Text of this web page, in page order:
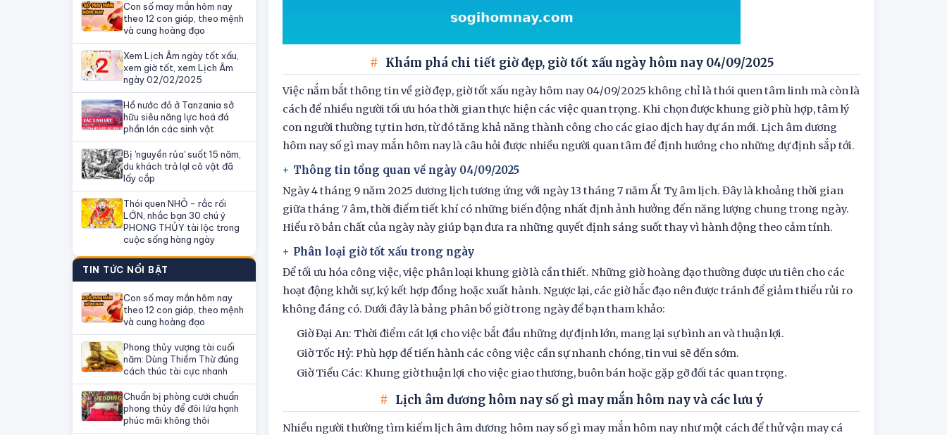
Con số may mắn hôm nay
theo 12 con giáp, theo mệnh
và cung hoàng đạo
Xem Lịch Âm ngày tốt xấu,
xem giờ tốt, xem Lịch Âm
ngày 02/02/2025
Hồ nước đỏ ở Tanzania sở
hữu siêu năng lực hoá đá
phần lớn các sinh vật
Bị 'nguyền rủa' suốt 15 năm,
du khách trả lạI cô vật đã
lấy cắp
Thói quen NHỎ - rắc rối
LỚN, nhắc bạn 30 chú ý
PHONG THỦY tài lộc trong
cuộc sống hàng ngày
TIN TỨC NỔI BẬT
Con số may mắn hôm nay
theo 12 con giáp, theo mệnh
và cung hoàng đạo
Phong thủy vượng tài cuối
năm: Dùng Thiềm Thừ đúng
cách thúc tài cực nhanh
Chuẩn bị phòng cưới chuẩn
phong thủy để đôi lứa hạnh
phúc mãi không thôi
Khám phá chi tiết giờ đẹp, giờ tốt xấu ngày hôm nay 04/09/2025
Việc nắm bắt thông tin về giờ đẹp, giờ tốt xấu ngày hôm nay 04/09/2025 không chỉ là thói quen tâm linh mà còn là
cách để nhiều người tối ưu hóa thời gian thực hiện các việc quan trọng. Khi chọn được khung giờ phù hợp, tâm lý
con người thường tự tin hơn, từ đó tăng khả năng thành công cho các giao dịch hay dự án mới. Lịch âm dương
hôm nay số gì may mắn hôm nay là câu hỏi được nhiều người quan tâm để định hướng cho những dự định sắp tới.
Thông tin tổng quan về ngày 04/09/2025
Ngày 4 tháng 9 năm 2025 dương lịch tương ứng với ngày 13 tháng 7 năm Ất Tỵ âm lịch. Đây là khoảng thời gian
giữa tháng 7 âm, thời điểm tiết khí có những biến động nhất định ảnh hưởng đến năng lượng chung trong ngày.
Hiểu rõ bản chất của ngày này giúp bạn đưa ra những quyết định sáng suốt thay vì hành động theo cảm tính.
Phân loại giờ tốt xấu trong ngày
Để tối ưu hóa công việc, việc phân loại khung giờ là cần thiết. Những giờ hoàng đạo thường được ưu tiên cho các
hoạt động khởi sự, ký kết hợp đồng hoặc xuất hành. Ngược lại, các giờ hắc đạo nên được tránh để giảm thiểu rủi ro
không đáng có. Dưới đây là bảng phân bổ giờ trong ngày để bạn tham khảo:
Giờ Đại An: Thời điểm cát lợi cho việc bắt đầu những dự định lớn, mang lại sự bình an và thuận lợi.
Giờ Tốc Hỷ: Phù hợp để tiến hành các công việc cần sự nhanh chóng, tin vui sẽ đến sớm.
Giờ Tiểu Các: Khung giờ thuận lợi cho việc giao thương, buôn bán hoặc gặp gỡ đối tác quan trọng.
Lịch âm dương hôm nay số gì may mắn hôm nay và các lưu ý
Nhiều người thường tìm kiếm lịch âm dương hôm nay số gì may mắn hôm nay như một cách để thử vận may cá